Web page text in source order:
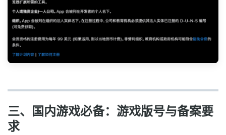
三、国内游戏必备：游戏版号与备案要
求